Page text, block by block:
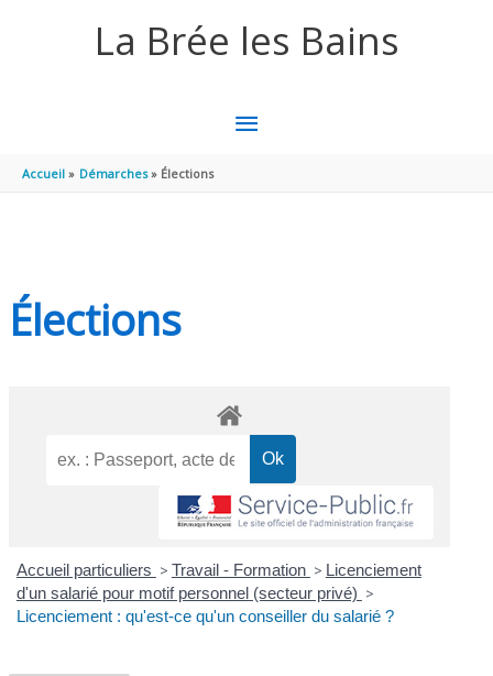
La Brée les Bains
MENU
Accueil Démarches Élections
Élections
Accueil particuliers > Travail - Formation > Licenciement
d'un salarié pour motif personnel (secteur privé) >
Licenciement : qu'est-ce qu'un conseiller du salarié ?